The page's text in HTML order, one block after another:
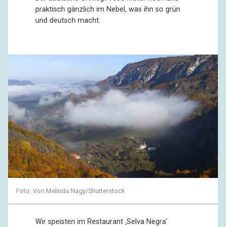
praktisch gänzlich im Nebel, was ihn so grün
und deutsch macht.
Foto: Von Melinda Nagy/Shutterstock
Wir speisten im Restaurant ‚Selva Negra‘